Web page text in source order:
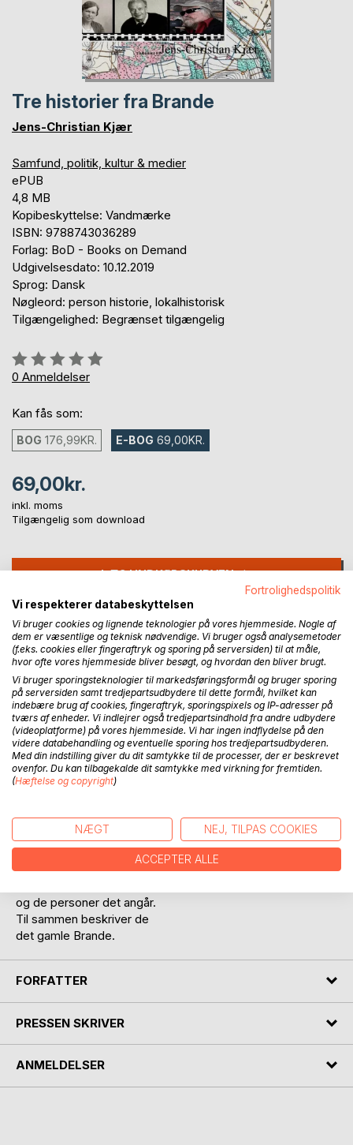
Tre historier fra Brande
Jens-Christian Kjær
Samfund, politik, kultur & medier
ePUB
4,8 MB
Kopibeskyttelse: Vandmærke
ISBN: 9788743036289
Forlag: BoD - Books on Demand
Udgivelsesdato: 10.12.2019
Sprog: Dansk
Nøgleord: person historie, lokalhistorisk
Tilgængelighed: Begrænset tilgængelig
Anmeldelse::
0%
0 Anmeldelser
Kan fås som:
BOG 176,99KR. E-BOG 69,00KR.
69,00kr.
inkl. moms
Tilgængelig som download
LÆG I INDKØBSKURVEN
Føj til ønskeliste
Anmeld titel
BESKRIVELSE
Der kom et brev, Ragna Hinz og
Fotograferne i Brande
Tre historier som er løst
og de personer det angår.
Til sammen beskriver de
det gamle Brande.
FORFATTER
PRESSEN SKRIVER
ANMELDELSER
Fortrolighedspolitik
Vi respekterer databeskyttelsen
Vi bruger cookies og lignende teknologier på vores hjemmeside. Nogle af
dem er væsentlige og teknisk nødvendige. Vi bruger også analysemetoder
(f.eks. cookies eller fingeraftryk og sporing på serversiden) til at måle,
hvor ofte vores hjemmeside bliver besøgt, og hvordan den bliver brugt.
Vi bruger sporingsteknologier til markedsføringsformål og bruger sporing
på serversiden samt tredjepartsudbydere til dette formål, hvilket kan
indebære brug af cookies, fingeraftryk, sporingspixels og IP-adresser på
tværs af enheder. Vi indlejrer også tredjepartsindhold fra andre udbydere
(videoplatforme) på vores hjemmeside. Vi har ingen indflydelse på den
videre databehandling og eventuelle sporing hos tredjepartsudbyderen.
Med din indstilling giver du dit samtykke til de processer, der er beskrevet
ovenfor. Du kan tilbagekalde dit samtykke med virkning for fremtiden.
(Hæftelse og copyright)
NÆGT NEJ, TILPAS COOKIES
ACCEPTER ALLE